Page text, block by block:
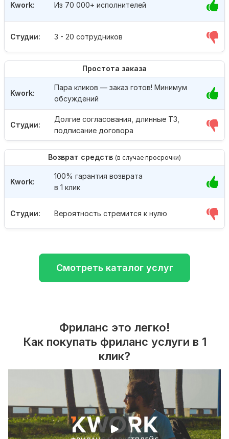
Студии: 3 - 20 сотрудников
Kwork: Из 70 000+ исполнителей
Простота заказа
Студии:
Долгие согласования, длинные ТЗ,
подписание договора
Kwork:
Пара кликов — заказ готов! Минимум
обсуждений
Возврат средств (в случае просрочки)
Студии: Вероятность стремится к нулю
Kwork:
100% гарантия возврата
в 1 клик
Смотреть каталог услуг
Фриланс это легко!
Как покупать фриланс услуги в 1
клик?